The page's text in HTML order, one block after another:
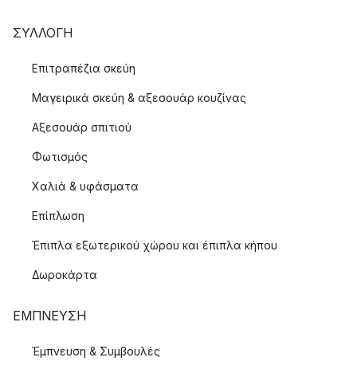
ΣΥΛΛΟΓΉ
Επιτραπέζια σκεύη
Μαγειρικά σκεύη & αξεσουάρ κουζίνας
Αξεσουάρ σπιτιού
Φωτισμός
Χαλιά & υφάσματα
Επίπλωση
Έπιπλα εξωτερικού χώρου και έπιπλα κήπου
Δωροκάρτα
ΈΜΠΝΕΥΣΗ
Έμπνευση & Συμβουλές